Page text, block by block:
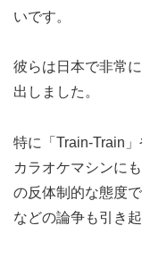
いです。
彼らは日本で非常
出しました。
特に「Train-Train
カラオケマシンに
の反体制的な態度
などの論争も引き